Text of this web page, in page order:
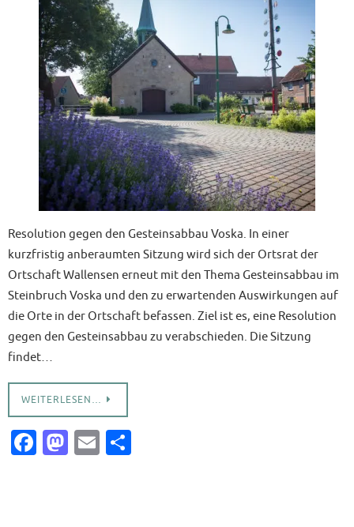
Resolution gegen den Gesteinsabbau Voska. In einer
kurzfristig anberaumten Sitzung wird sich der Ortsrat der
Ortschaft Wallensen erneut mit den Thema Gesteinsabbau im
Steinbruch Voska und den zu erwartenden Auswirkungen auf
die Orte in der Ortschaft befassen. Ziel ist es, eine Resolution
gegen den Gesteinsabbau zu verabschieden. Die Sitzung
findet…
WEITERLESEN…
Fa M E